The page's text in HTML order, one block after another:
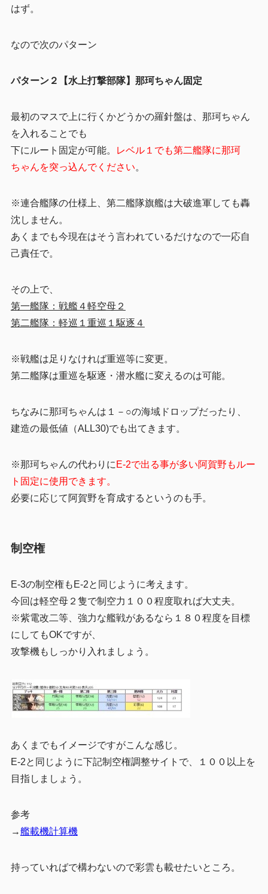
はず。
なので次のパターン
パターン２【水上打撃部隊】那珂ちゃん固定
最初のマスで上に行くかどうかの羅針盤は、那珂ちゃん
を入れることでも
下にルート固定が可能。
レベル１でも第二艦隊に那珂
ちゃんを突っ込んでください。
※連合艦隊の仕様上、第二艦隊旗艦は大破進軍しても轟
沈しません。
あくまでも今現在はそう言われているだけなので一応自
己責任で。
その上で、
第一艦隊：戦艦４軽空母２
第二艦隊：軽巡１重巡１駆逐４
※戦艦は足りなければ重巡等に変更。
第二艦隊は重巡を駆逐・潜水艦に変えるのは可能。
ちなみに那珂ちゃんは１－○の海域ドロップだったり、
建造の最低値（ALL30)でも出てきます。
※那珂ちゃんの代わりに E-2で出る事が多い阿賀野もルー
ト固定に使用できます。
必要に応じて阿賀野を育成するというのも手。
制空権
E-3の制空権もE-2と同じように考えます。
今回は軽空母２隻で制空力１００程度取れば大丈夫。
※紫電改二等、強力な艦戦があるなら１８０程度を目標
にしてもOKですが、
攻撃機もしっかり入れましょう。
あくまでもイメージですがこんな感じ。
E-2と同じように下記制空権調整サイトで、１００以上を
目指しましょう。
参考
→艦載機計算機
持っていればで構わないので彩雲も載せたいところ。